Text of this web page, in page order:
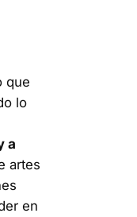
que
lo
a
artes
en